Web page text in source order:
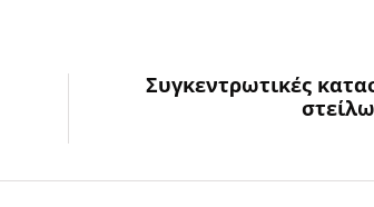
Συγκεντρωτικές